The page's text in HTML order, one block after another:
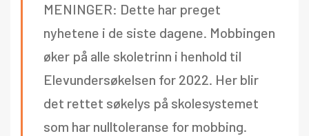
MENINGER: Dette har preget
nyhetene i de siste dagene. Mobbingen
øker på alle skoletrinn i henhold til
Elevundersøkelsen for 2022. Her blir
det rettet søkelys på skolesystemet
som har nulltoleranse for mobbing.